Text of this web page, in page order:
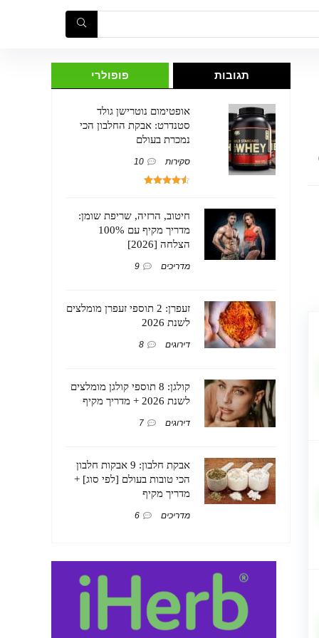
פופולרי תגובות
אופטימום נוטרישן גולד
סטנדרט: אבקת החלבון הכי
נמכרת בעולם
סקירות 10
חיטוב, הרזיה, שריפת שומן:
מדריך מקיף עם 100%
הצלחה [2026]
מדריכים 9
זעפרן: 2 תוספי זעפרן מומלצים
לשנת 2026
דירוגים 8
קולגן: 8 תוספי קולגן מומלצים
לשנת 2026 + מדריך מקיף
דירוגים 7
אבקת חלבון: 9 אבקות חלבון
הכי טובות בעולם [לפי סוג] +
מדריך מקיף
מדריכים 6